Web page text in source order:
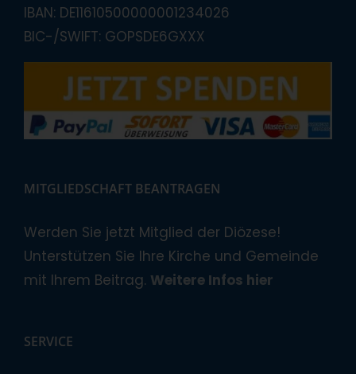
IBAN: DE11610500000001234026
BIC-/SWIFT: GOPSDE6GXXX
MITGLIEDSCHAFT BEANTRAGEN
Werden Sie jetzt Mitglied der Diözese!
Unterstützen Sie Ihre Kirche und Gemeinde
mit Ihrem Beitrag. Weitere Infos hier
SERVICE